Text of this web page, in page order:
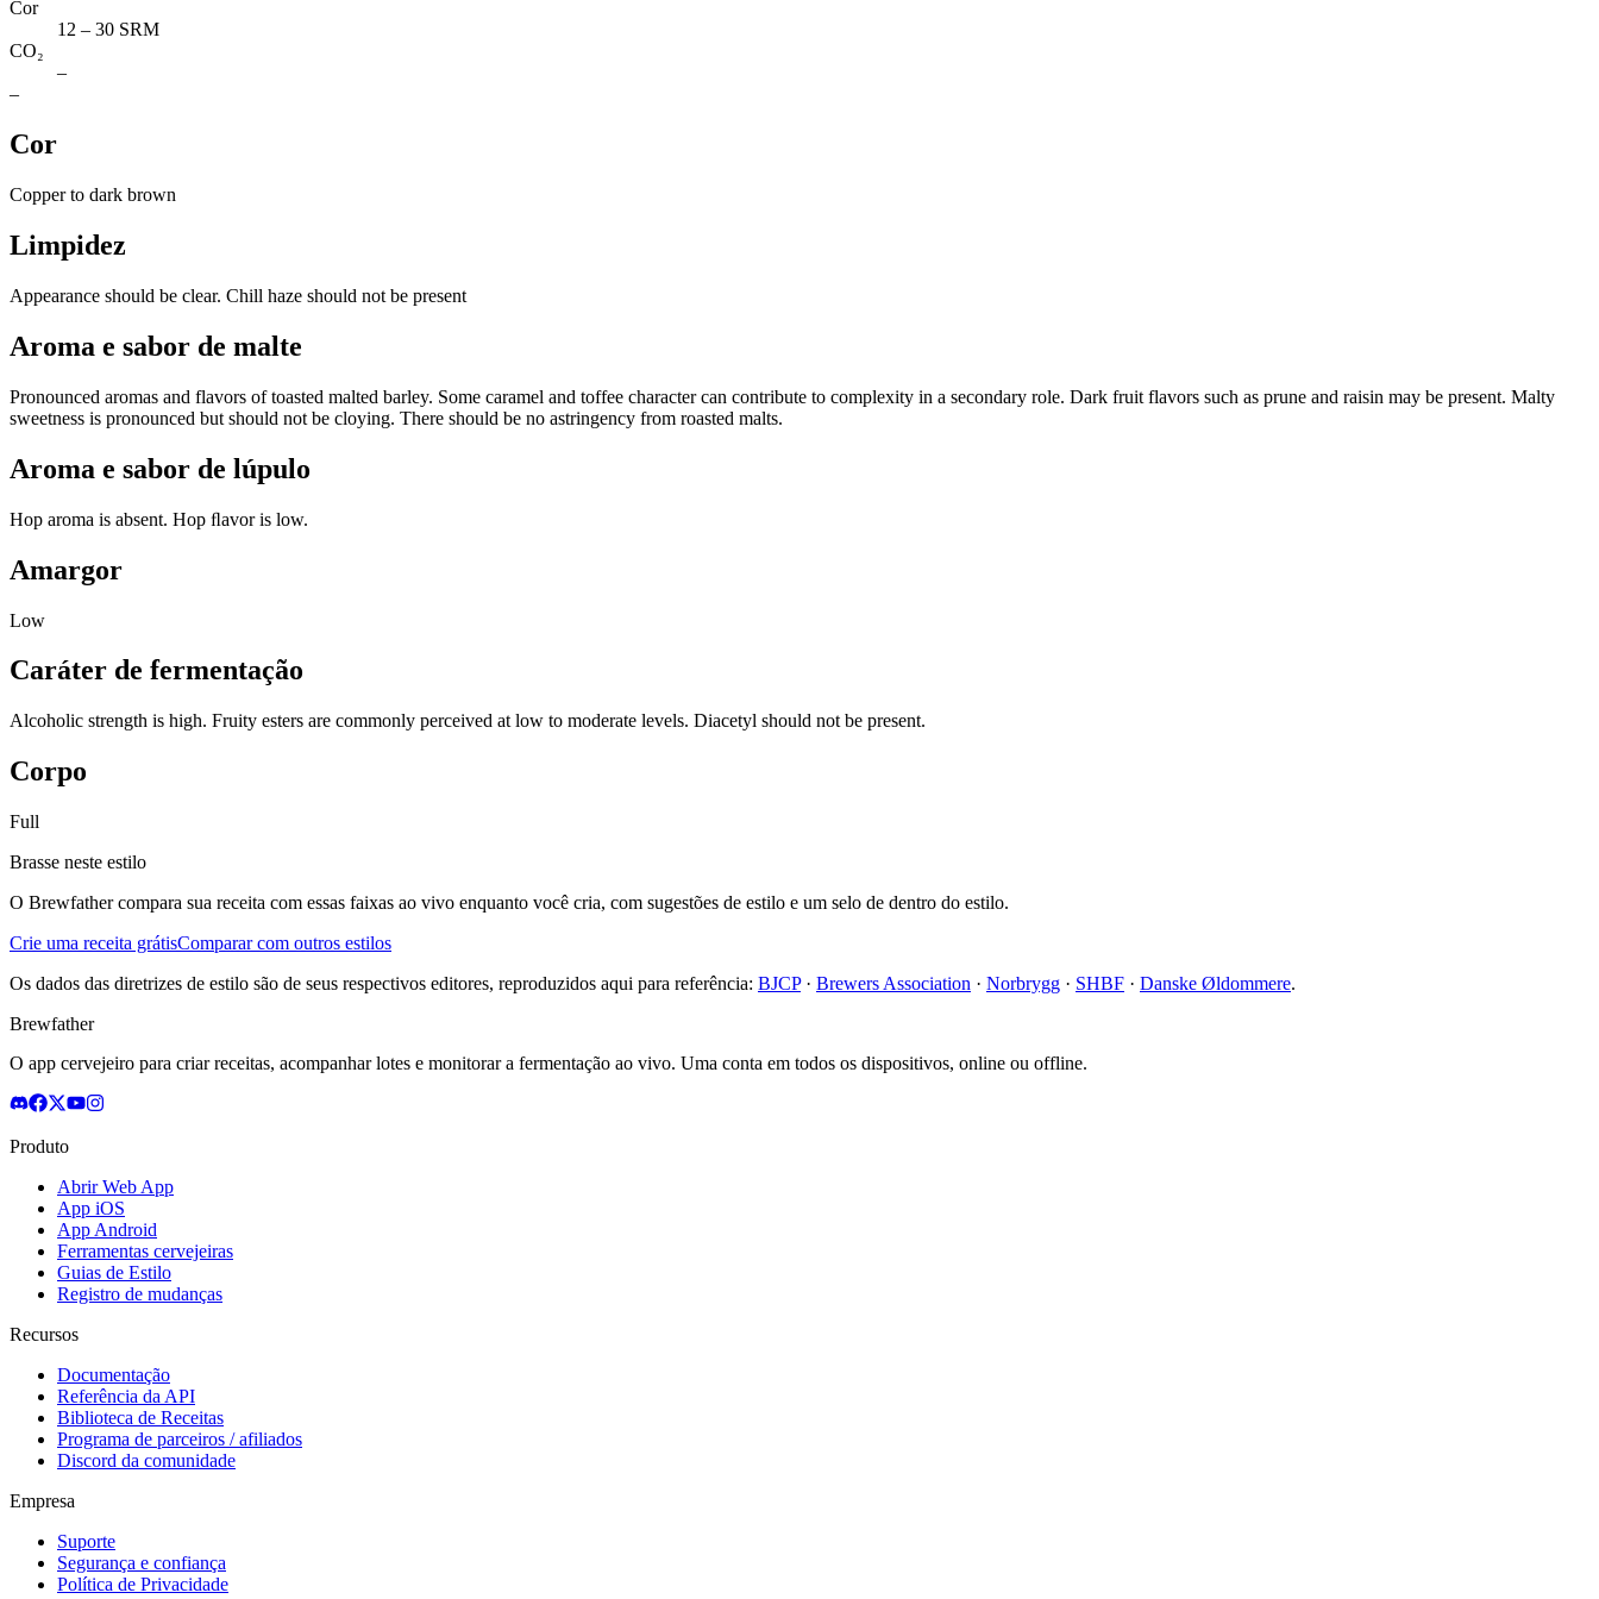
Cor
12 – 30 SRM
CO₂
–
–
Cor
Copper to dark brown
Limpidez
Appearance should be clear. Chill haze should not be present
Aroma e sabor de malte
Pronounced aromas and flavors of toasted malted barley. Some caramel and toffee character can contribute to complexity in a secondary role. Dark fruit flavors such as prune and raisin may be present. Malty
sweetness is pronounced but should not be cloying. There should be no astringency from roasted malts.
Aroma e sabor de lúpulo
Hop aroma is absent. Hop ﬂavor is low.
Amargor
Low
Caráter de fermentação
Alcoholic strength is high. Fruity esters are commonly perceived at low to moderate levels. Diacetyl should not be present.
Corpo
Full
Brasse neste estilo
O Brewfather compara sua receita com essas faixas ao vivo enquanto você cria, com sugestões de estilo e um selo de dentro do estilo.
Crie uma receita grátisComparar com outros estilos
Os dados das diretrizes de estilo são de seus respectivos editores, reproduzidos aqui para referência: BJCP· Brewers Association · Norbrygg · SHBF · Danske Øldommere.
Brewfather
O app cervejeiro para criar receitas, acompanhar lotes e monitorar a fermentação ao vivo. Uma conta em todos os dispositivos, online ou offline.
Produto
Abrir Web App
App iOS
App Android
Ferramentas cervejeiras
Guias de Estilo
Registro de mudanças
Recursos
Documentação
Referência da API
Biblioteca de Receitas
Programa de parceiros / afiliados
Discord da comunidade
Empresa
Suporte
Segurança e confiança
Política de Privacidade